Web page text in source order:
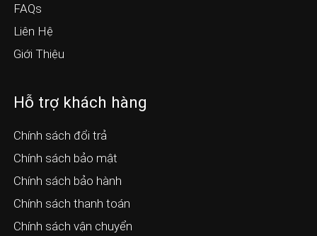
FAQs
Liên Hệ
Giới Thiệu
Hỗ trợ khách hàng
Chính sách đổi trả
Chính sách bảo mật
Chính sách bảo hành
Chính sách thanh toán
Chính sách vận chuyển